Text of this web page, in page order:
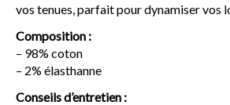
vos tenues, parfait pour dynamiser vos
Composition :
– 98% coton
– 2% élasthanne
Conseils d’entretien :